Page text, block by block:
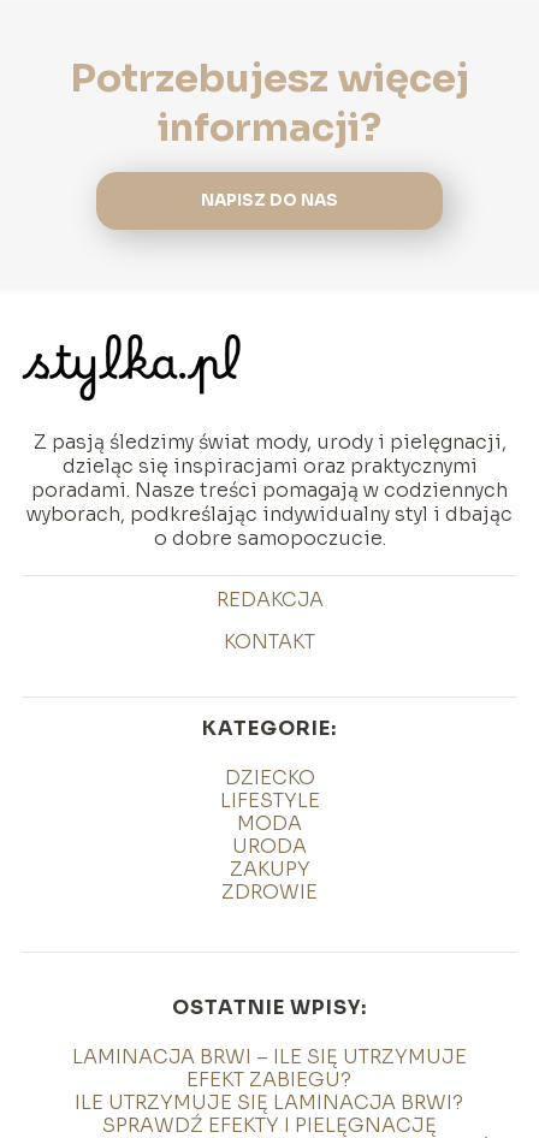
Potrzebujesz więcej
informacji?
NAPISZ DO NAS
Z pasją śledzimy świat mody, urody i pielęgnacji,
dzieląc się inspiracjami oraz praktycznymi
poradami. Nasze treści pomagają w codziennych
wyborach, podkreślając indywidualny styl i dbając
o dobre samopoczucie.
REDAKCJA
KONTAKT
KATEGORIE:
DZIECKO
LIFESTYLE
MODA
URODA
ZAKUPY
ZDROWIE
OSTATNIE WPISY:
LAMINACJA BRWI – ILE SIĘ UTRZYMUJE
EFEKT ZABIEGU?
ILE UTRZYMUJE SIĘ LAMINACJA BRWI?
SPRAWDŹ EFEKTY I PIELĘGNACJĘ